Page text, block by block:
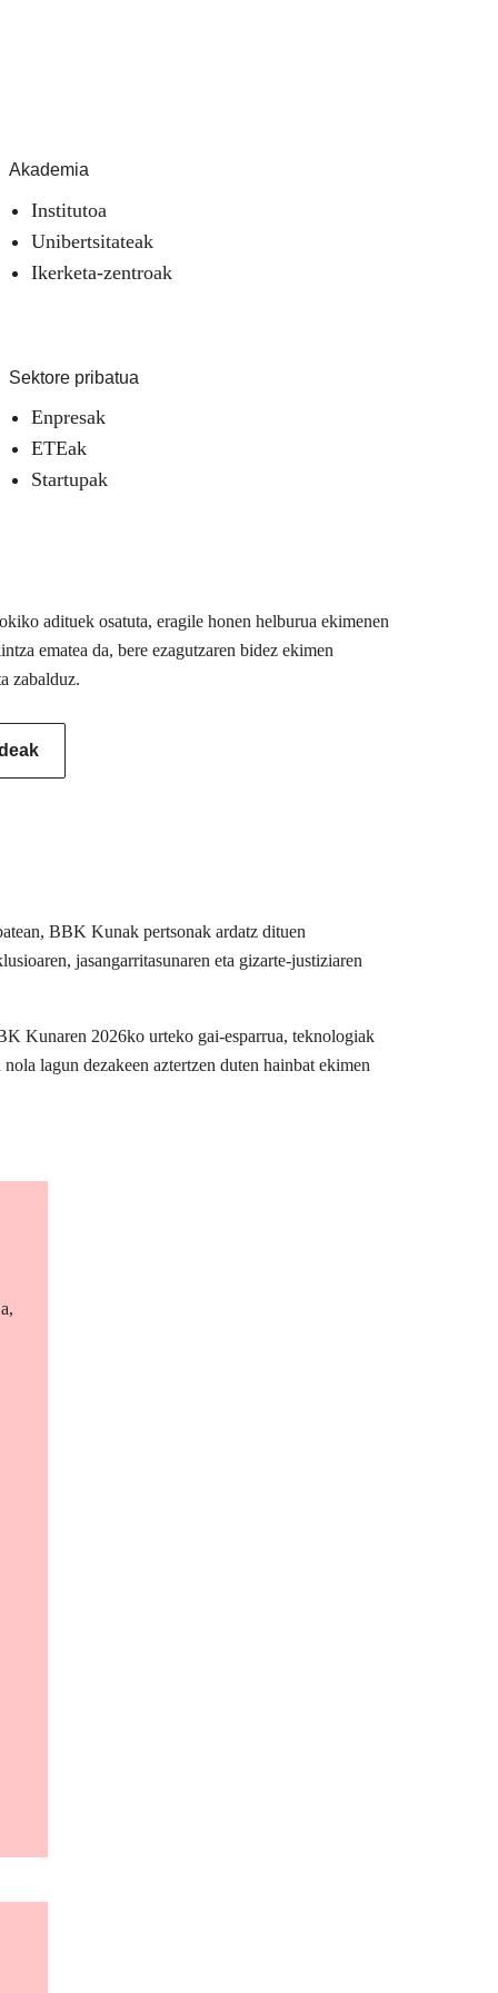
Akademia
Institutoa
Unibertsitateak
Ikerketa-zentroak
Sektore pribatua
Enpresak
ETEak
Startupak
adituek osatuta, eragile honen helburua ekimenen
ematea da, bere ezagutzaren bidez ekimen
zabalduz.
BBK Kunak pertsonak ardatz dituen
jasangarritasunaren eta gizarte-justiziaren
Kunaren 2026ko urteko gai-esparrua, teknologiak
lagun dezakeen aztertzen duten hainbat ekimen